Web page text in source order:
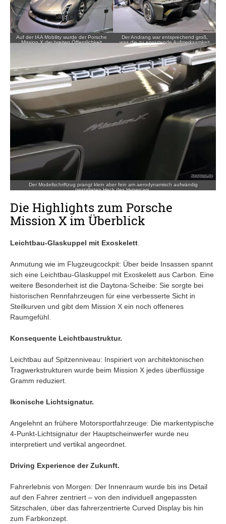
Auf der IAA Mobility wurde der Porsche
Mission X der breiten Öffentlichkeit
Der Andrang war entsprechend groß,
was die zu erwartende Aufmerksamkeit
unterstreicht.
Der Modellschriftzug prangt klein aber fein am aerodynamisch aufwändig
gestalteten Heck des Hypercars.
Die Highlights zum Porsche
Mission X im Überblick
Leichtbau-Glaskuppel mit Exoskelett
Anmutung wie im Flugzeugcockpit: Über beide Insassen spannt
sich eine Leichtbau-Glaskuppel mit Exoskelett aus Carbon. Eine
weitere Besonderheit ist die Daytona-Scheibe: Sie sorgte bei
historischen Rennfahrzeugen für eine verbesserte Sicht in
Steilkurven und gibt dem Mission X ein noch offeneres
Raumgefühl.
Konsequente Leichtbaustruktur.
Leichtbau auf Spitzenniveau: Inspiriert von architektonischen
Tragwerkstrukturen wurde beim Mission X jedes überflüssige
Gramm reduziert.
Ikonische Lichtsignatur.
Angelehnt an frühere Motorsportfahrzeuge: Die markentypische
4-Punkt-Lichtsignatur der Hauptscheinwerfer wurde neu
interpretiert und vertikal angeordnet.
Driving Experience der Zukunft.
Fahrerlebnis von Morgen: Der Innenraum wurde bis ins Detail
auf den Fahrer zentriert – von den individuell angepassten
Sitzschalen, über das fahrerzentrierte Curved Display bis hin
zum Farbkonzept.